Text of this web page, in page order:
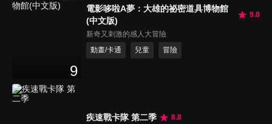
9
電影哆啦A夢：大雄的祕密道具博物館
(中文版)
9.8
新奇又刺激的感人大冒險
動畫/卡通
兒童 冒險
疾速戰卡隊 第二季
8.8